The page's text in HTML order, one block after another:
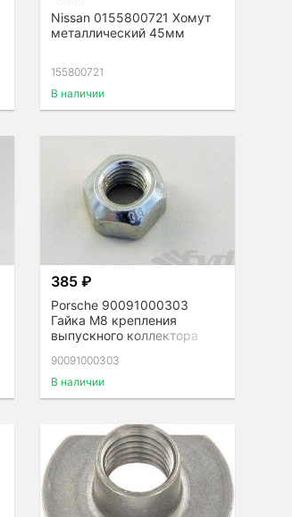
Nissan 0155800721 Хомут
металлический 45мм
155800721
В наличии
385 ₽
Porsche 90091000303
Гайка М8 крепления
выпускного коллектора
90091000303
В наличии